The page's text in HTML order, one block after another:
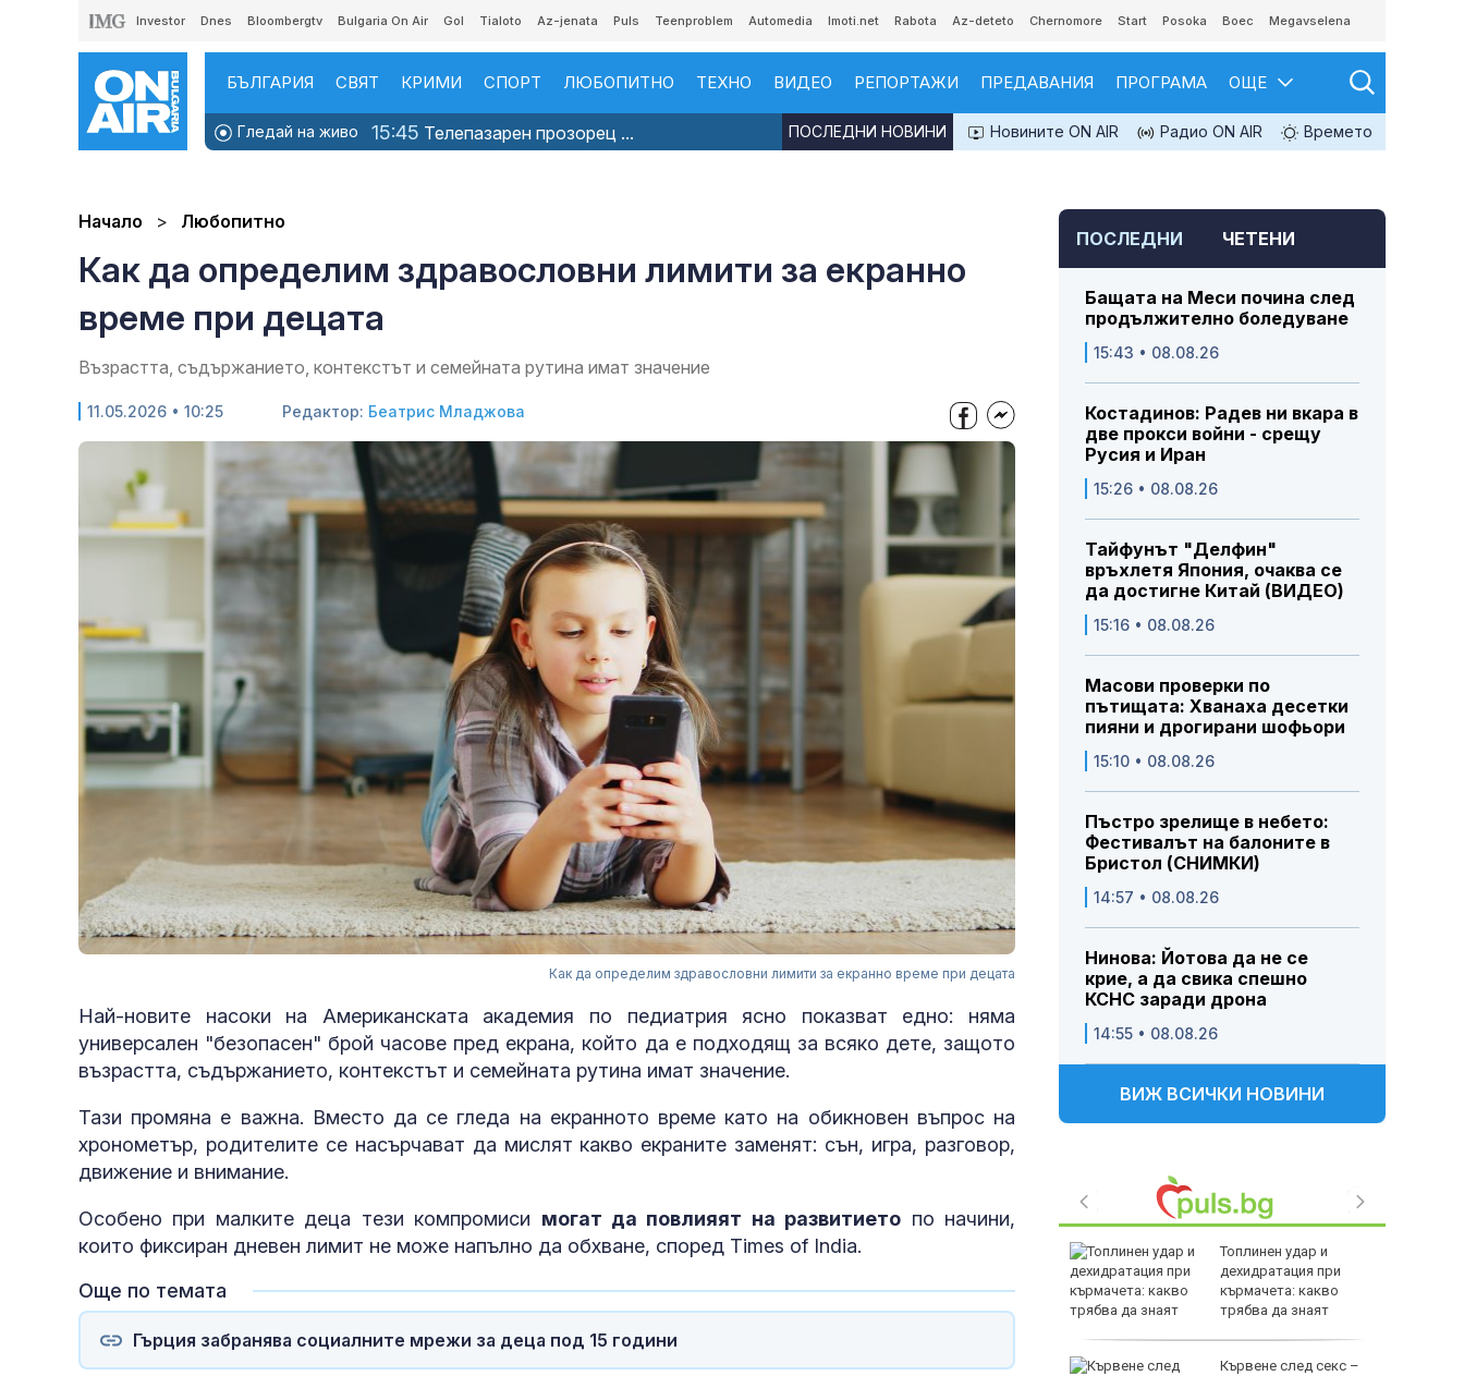
Investor Dnes Bloombergtv Bulgaria On Air Gol Tialoto Az-jenata Puls Teenproblem Automedia Imoti.net Rabota Az-deteto Chernomore Start Posoka Boec Megavselena
БЪЛГАРИЯ СВЯТ КРИМИ СПОРТ ЛЮБОПИТНО ТЕХНО ВИДЕО РЕПОРТАЖИ ПРЕДАВАНИЯ ПРОГРАМА ОЩЕ
Гледай на живо 15:45 Телепазарен прозорец ... Новините ON AIR Радио ON AIR Времето
ПОСЛЕДНИ НОВИНИ
Начало Любопитно
Как да определим здравословни лимити за екранно
време при децата
Възрастта, съдържанието, контекстът и семейната рутина имат значение
11.05.2026 • 10:25 Редактор: Беатрис Младжова
Как да определим здравословни лимити за екранно време при децата
Най-новите насоки на Американската академия по педиатрия ясно показват едно: няма
универсален "безопасен" брой часове пред екрана, който да е подходящ за всяко дете, защото
възрастта, съдържанието, контекстът и семейната рутина имат значение.
Тази промяна е важна. Вместо да се гледа на екранното време като на обикновен въпрос на
хронометър, родителите се насърчават да мислят какво екраните заменят: сън, игра, разговор,
движение и внимание.
Особено при малките деца тези компромиси могат да повлияят на развитието по начини,
които фиксиран дневен лимит не може напълно да обхване, според Times of India.
Още по темата
Гърция забранява социалните мрежи за деца под 15 години
ПОСЛЕДНИ ЧЕТЕНИ
Бащата на Меси почина след
продължително боледуване
15:43 • 08.08.26
Костадинов: Радев ни вкара в
две прокси войни - срещу
Русия и Иран
15:26 • 08.08.26
Тайфунът "Делфин"
връхлетя Япония, очаква се
да достигне Китай (ВИДЕО)
15:16 • 08.08.26
Масови проверки по
пътищата: Хванаха десетки
пияни и дрогирани шофьори
15:10 • 08.08.26
Пъстро зрелище в небето:
Фестивалът на балоните в
Бристол (СНИМКИ)
14:57 • 08.08.26
Нинова: Йотова да не се
крие, а да свика спешно
КСНС заради дрона
14:55 • 08.08.26
ВИЖ ВСИЧКИ НОВИНИ
футболна звезда
Лионел Меси
Рибарски, ПП:
Топлинен удар и
дехидратация при
кърмачета: какво
трябва да знаят
Кървене след секс –